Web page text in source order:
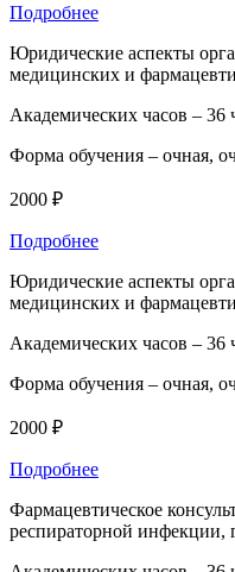
Подробнее
Юридические аспекты
медицинских и
Академических часов – 36
Форма обучения – очная,
2000 ₽
Подробнее
Юридические аспекты
медицинских и
Академических часов – 36
Форма обучения – очная,
2000 ₽
Подробнее
Фармацевтическое
респираторной инфекции,